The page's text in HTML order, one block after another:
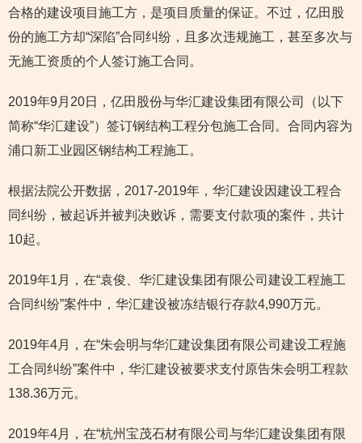
合格的建设项目施工方，是项目质量的保证。不过，亿田股
份的施工方却“深陷”合同纠纷，且多次违规施工，甚至多次与
无施工资质的个人签订施工合同。
2019年9月20日，亿田股份与华汇建设集团有限公司（以下
简称“华汇建设”）签订钢结构工程分包施工合同。合同内容为
浦口新工业园区钢结构工程施工。
根据法院公开数据，2017-2019年，华汇建设因建设工程合
同纠纷，被起诉并被判决败诉，需要支付款项的案件，共计
10起。
2019年1月，在“袁俊、华汇建设集团有限公司建设工程施工
合同纠纷”案件中，华汇建设被冻结银行存款4,990万元。
2019年4月，在“朱会明与华汇建设集团有限公司建设工程施
工合同纠纷”案件中，华汇建设被要求支付原告朱会明工程款
138.36万元。
2019年4月，在“杭州宝茂石材有限公司与华汇建设集团有限